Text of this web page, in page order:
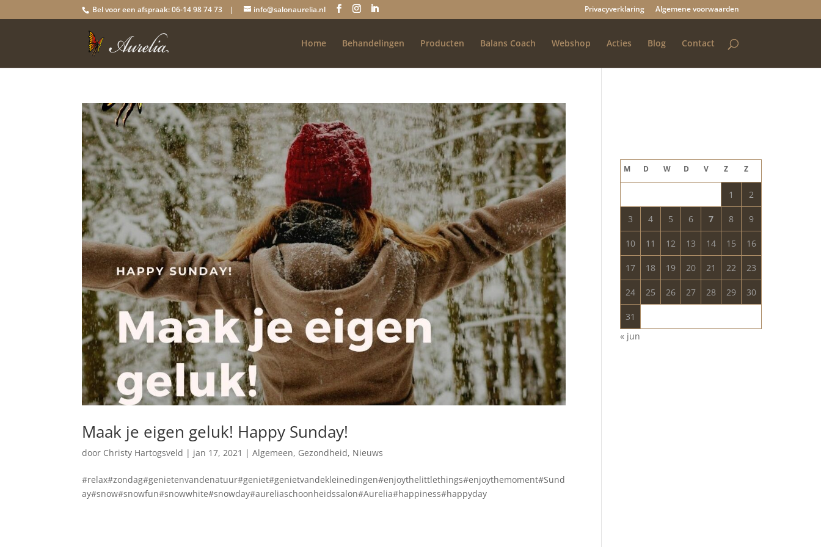
Bel voor een afspraak: 06-14 98 74 73 | info@salonaurelia.nl Privacyverklaring Algemene voorwaarden
Home Behandelingen Producten Balans Coach Webshop Acties Blog Contact
Maak je eigen geluk! Happy Sunday!
door Christy Hartogsveld | jan 17, 2021 |Algemeen, Gezondheid, Nieuws
#relax#zondag#genietenvandenatuur#geniet#genietvandekleinedingen#enjoythelittlethings#enjoythemoment#Sund
ay#snow#snowfun#snowwhite#snowday#aureliaschoonheidssalon#Aurelia#happiness#happyday
M D W D V Z Z
1 2
3 4 5 6 7 8 9
10 11 12 13 14 15 16
17 18 19 20 21 22 23
24 25 26 27 28 29 30
31
« jun